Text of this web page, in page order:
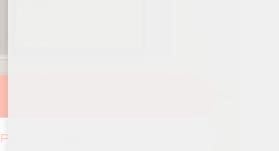
Рассчитать стоимость